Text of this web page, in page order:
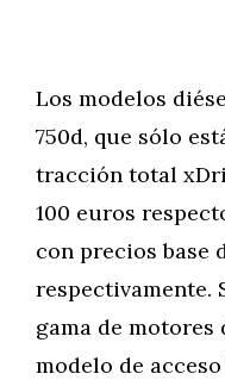
Los modelos
750d, que sólo
tracción total
100 euros
con precios base
respectivamente.
gama de
modelo de